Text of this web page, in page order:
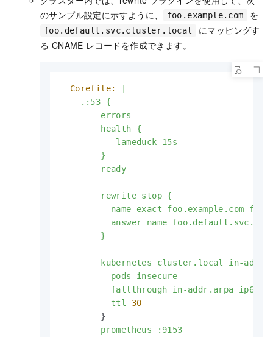
のサンプル設定に示すように、
foo.example.com を
foo.default.svc.cluster.local
にマッピングす
る CNAME レコードを作成できます。
Corefile:
    .:53 {
        errors
        health {
           lameduck 15s
        }
        ready
        rewrite stop {
name exact foo.example.com
answer name
kubernetes cluster.local
in-
pods
insecure
fallthrough
in-addr.arpa
ttl
30
        }
prometheus
:9153